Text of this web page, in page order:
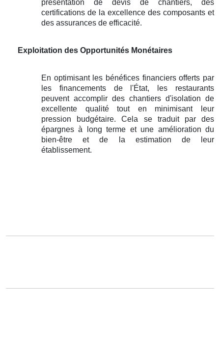
présentation de devis de chantiers, des
certifications de la excellence des composants et
des assurances de efficacité.
Exploitation des Opportunités Monétaires
En optimisant les bénéfices financiers offerts par
les financements de l'État, les restaurants
peuvent accomplir des chantiers d'isolation de
excellente qualité tout en minimisant leur
pression budgétaire. Cela se traduit par des
épargnes à long terme et une amélioration du
bien-être et de la estimation de leur
établissement.